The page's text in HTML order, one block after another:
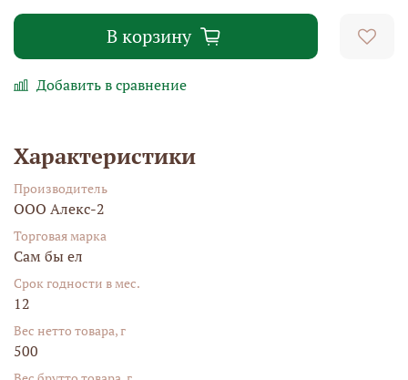
В корзину
Добавить в сравнение
Характеристики
Производитель
ООО Алекс-2
Торговая марка
Сам бы ел
Срок годности в мес.
12
Вес нетто товара, г
500